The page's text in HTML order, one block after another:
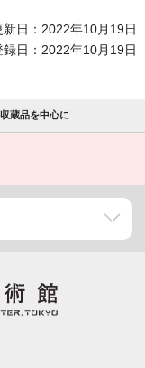
新日：2022年10月19日
録日：2022年10月19日
蔵品を中心に